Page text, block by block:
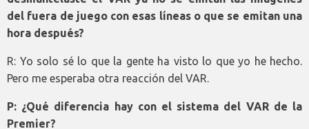
del fuera de juego con esas líneas o que se emitan una
hora después?
R: Yo solo sé lo que la gente ha visto lo que yo he hecho.
Pero me esperaba otra reacción del VAR.
P: ¿Qué diferencia hay con el sistema del VAR de la
Premier?